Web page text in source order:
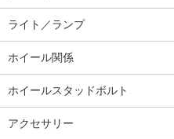
ライト／ランプ
ホイール関係
ホイールスタッドボルト
アクセサリー